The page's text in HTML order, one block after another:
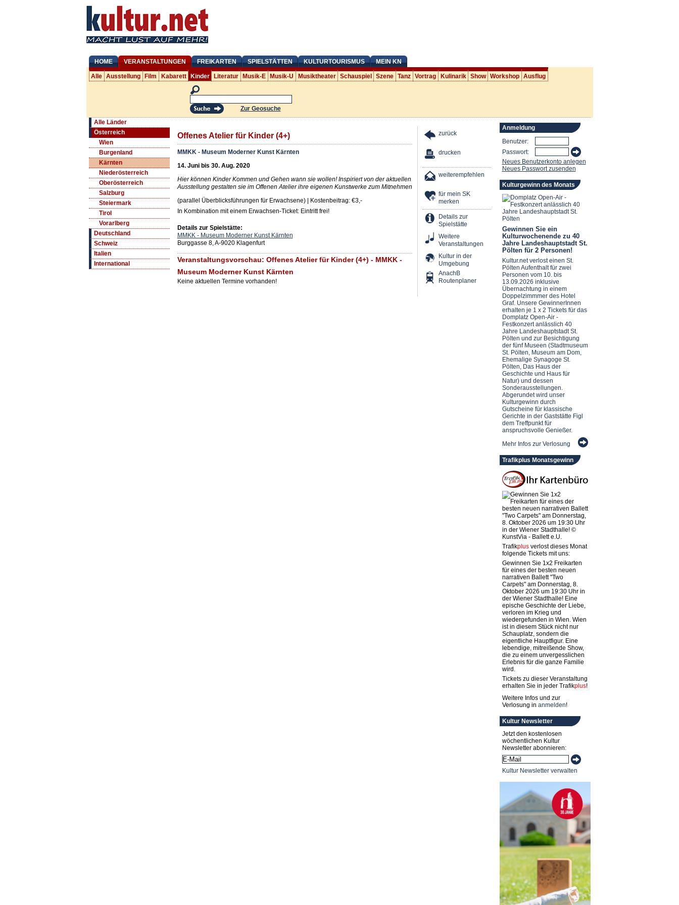
HOME VERANSTALTUNGEN FREIKARTEN SPIELSTÄTTEN KULTURTOURISMUS MEIN KN
Alle Ausstellung Film Kabarett Kinder Literatur Musik-E Musik-U Musiktheater Schauspiel Szene Tanz Vortrag Kulinarik Show Workshop Ausflug
Zur Geosuche
Alle Länder
Österreich
Wien
Burgenland
Kärnten
Niederösterreich
Oberösterreich
Salzburg
Steiermark
Tirol
Vorarlberg
Deutschland
Schweiz
Italien
International
Offenes Atelier für Kinder (4+)
MMKK - Museum Moderner Kunst Kärnten
14. Juni bis 30. Aug. 2020
Hier können Kinder Kommen und Gehen wann sie wollen! Inspiriert von der aktuellen
Ausstellung gestalten sie im Offenen Atelier ihre eigenen Kunstwerke zum Mitnehmen
(parallel Überblicksführungen für Erwachsene) | Kostenbeitrag: €3,-
In Kombination mit einem Erwachsen-Ticket: Eintritt frei!
Details zur Spielstätte:
MMKK - Museum Moderner Kunst Kärnten
Burggasse 8, A-9020 Klagenfurt
Veranstaltungsvorschau: Offenes Atelier für Kinder (4+) - MMKK -
Museum Moderner Kunst Kärnten
Keine aktuellen Termine vorhanden!
zurück
drucken
weiterempfehlen
für mein SK
merken
Details zur
Spielstätte
Weitere
Veranstaltungen
Kultur in der
Umgebung
AnachB
Routenplaner
Anmeldung
Benutzer:
Passwort:
Neues Benutzerkonto anlegen
Neues Passwort zusenden
Kulturgewinn des Monats
Gewinnen Sie ein
Kulturwochenende zu 40
Jahre Landeshauptstadt St.
Pölten für 2 Personen!
Kultur.net verlost einen St.
Pölten Aufenthalt für zwei
Personen vom 10. bis
13.09.2026 inklusive
Übernachtung in einem
Doppelzimmmer des Hotel
Graf. Unsere GewinnerInnen
erhalten je 1 x 2 Tickets für das
Domplatz Open-Air -
Festkonzert anlässlich 40
Jahre Landeshauptstadt St.
Pölten und zur Besichtigung
der fünf Museen (Stadtmuseum
St. Pölten, Museum am Dom,
Ehemalige Synagoge St.
Pölten, Das Haus der
Geschichte und Haus für
Natur) und dessen
Sonderausstellungen.
Abgerundet wird unser
Kulturgewinn durch
Gutscheine für klassische
Gerichte in der Gaststätte Figl
dem Treffpunkt für
anspruchsvolle Genießer.
Mehr Infos zur Verlosung
Trafikplus Monatsgewinn
Trafikplusverlost dieses Monat
folgende Tickets mit uns:
Gewinnen Sie 1x2 Freikarten
für eines der besten neuen
narrativen Ballett "Two
Carpets" am Donnerstag, 8.
Oktober 2026 um 19:30 Uhr in
der Wiener Stadthalle! Eine
epische Geschichte der Liebe,
verloren im Krieg und
wiedergefunden in Wien. Wien
ist in diesem Stück nicht nur
Schauplatz, sondern die
eigentliche Hauptfigur. Eine
lebendige, mitreißende Show,
die zu einem unvergesslichen
Erlebnis für die ganze Familie
wird.
Tickets zu dieser Veranstaltung
erhalten Sie in jeder Trafikplus!
Weitere Infos und zur
Verlosung in anmelden!
Kultur Newsletter
Jetzt den kostenlosen
wöchentlichen Kultur
Newsletter abonnieren:
Kultur Newsletter verwalten